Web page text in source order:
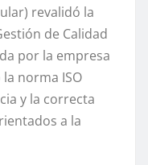
revalidó la
de Calidad
por la empresa
norma ISO
y la correcta
a la